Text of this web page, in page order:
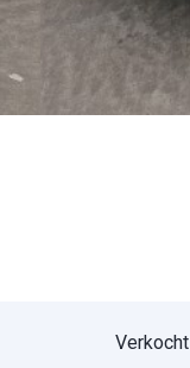
Verkocht